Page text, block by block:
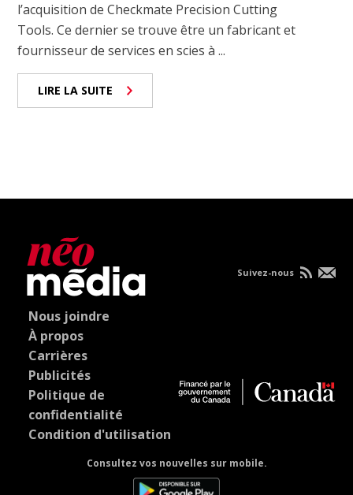
l’acquisition de Checkmate Precision Cutting
Tools. Ce dernier se trouve être un fabricant et
fournisseur de services en scies à ...
LIRE LA SUITE
Nous joindre
À propos
Carrières
Publicités
Politique de
confidentialité
Condition d'utilisation
Consultez vos nouvelles sur mobile.
Suivez-nous